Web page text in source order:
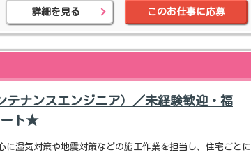
詳細を見る このお仕事に応募
テナンスエンジニア）／未経験歓迎・福
ート★
に湿気対策や地震対策などの施工作業を担当し、住宅ごとに